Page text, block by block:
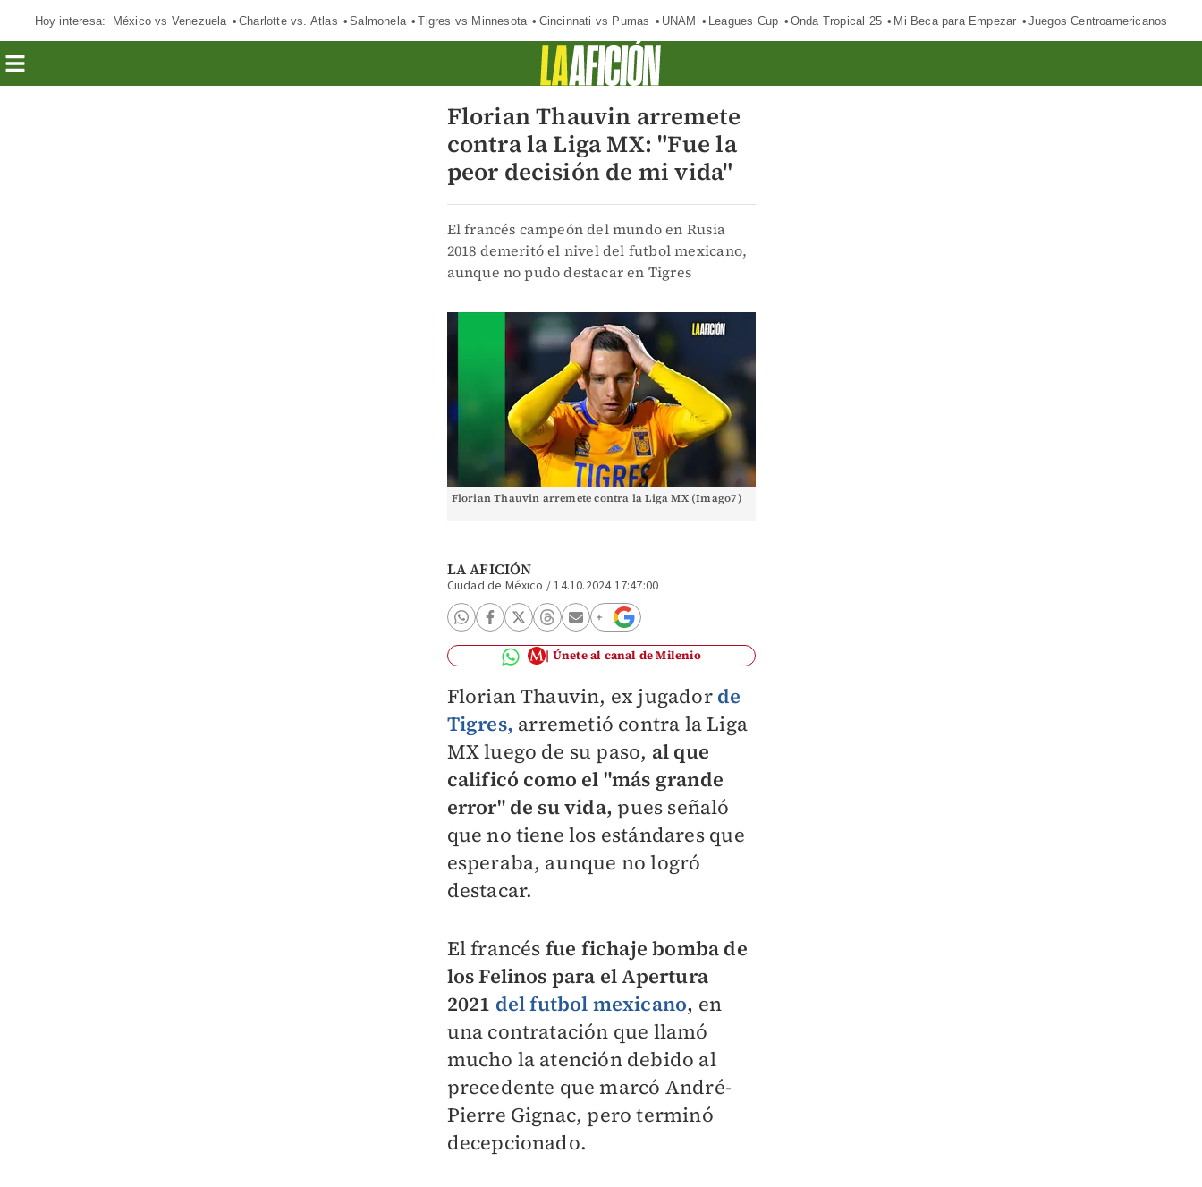
Hoy interesa: México vs Venezuela Charlotte vs. Atlas Salmonela Tigres vs Minnesota Cincinnati vs Pumas UNAM Leagues Cup Onda Tropical 25 Mi Beca para Empezar Juegos Centroamericanos
Florian Thauvin arremete
contra la Liga MX: "Fue la
peor decisión de mi vida"
El francés campeón del mundo en Rusia
2018 demeritó el nivel del futbol mexicano,
aunque no pudo destacar en Tigres
Florian Thauvin arremete contra la Liga MX (Imago7)
LA AFICIÓN
Ciudad de México /14.10.2024 17:47:00
Únete al canal de Milenio
Florian Thauvin, ex jugador de
Tigres, arremetió contra la Liga
MX luego de su paso, al que
calificó como el "más grande
error" de su vida, pues señaló
que no tiene los estándares que
esperaba, aunque no logró
destacar.
El francés fue fichaje bomba de
los Felinos para el Apertura
2021 del futbol mexicano, en
una contratación que llamó
mucho la atención debido al
precedente que marcó André-
Pierre Gignac, pero terminó
decepcionado.